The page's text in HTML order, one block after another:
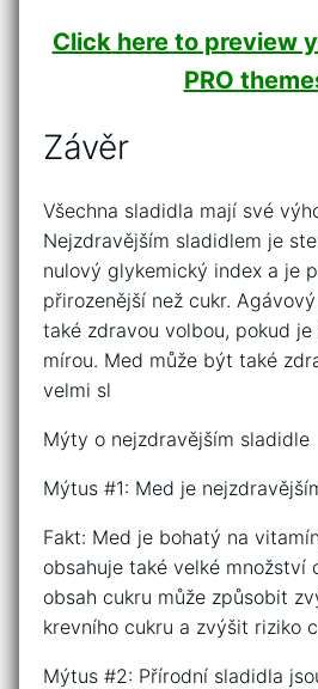
Click here to preview
PRO
Závěr
Všechna sladidla mají své
Nejzdravějším sladidlem je
nulový glykemický index a je
přirozenější než cukr.
také zdravou volbou, pokud je
mírou. Med může být také
velmi sl
Mýty o nejzdravějším sladidle
Mýtus #1: Med je
Fakt: Med je bohatý na
obsahuje také velké množství
obsah cukru může způsobit
krevního cukru a zvýšit riziko
Mýtus #2: Přírodní sladidla